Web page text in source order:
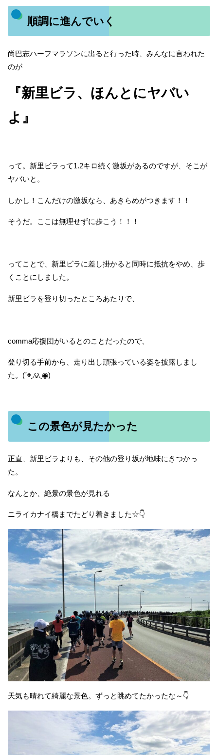
順調に進んでいく
尚巴志ハーフマラソンに出ると行った時、みんなに言われた
のが
『新里ビラ、ほんとにヤバい
よ』
って。新里ビラって1.2キロ続く激坂があるのですが、そこが
ヤバいと。
しかし！こんだけの激坂なら、あきらめがつきます！！
そうだ。ここは無理せずに歩こう！！！
ってことで、新里ビラに差し掛かると同時に抵抗をやめ、歩
くことにしました。
新里ビラを登り切ったところあたりで、
comma応援団がいるとのことだったので、
登り切る手前から、走り出し頑張っている姿を披露しまし
た。(´◉◞౪◟◉)
この景色が見たかった
正直、新里ビラよりも、その他の登り坂が地味にきつかっ
た。
なんとか、絶景の景色が見れる
ニライカナイ橋までたどり着きました☆👇
天気も晴れて綺麗な景色。ずっと眺めてたかったな～👇